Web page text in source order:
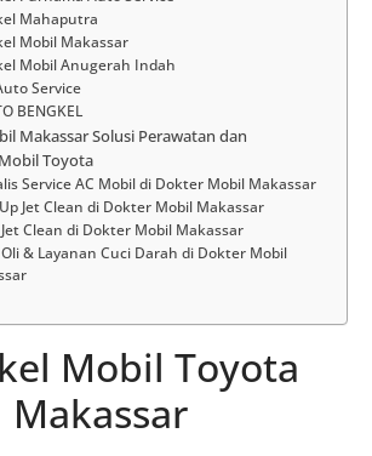
Mahaputra
Mobil Makassar
Mobil Anugerah Indah
Service
BENGKEL
Makassar Solusi Perawatan dan
Toyota
Service AC Mobil di Dokter Mobil Makassar
Jet Clean di Dokter Mobil Makassar
Clean di Dokter Mobil Makassar
& Layanan Cuci Darah di Dokter Mobil
Mobil Toyota
Makassar